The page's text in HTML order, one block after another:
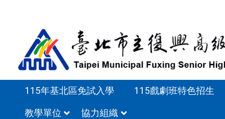
115年基北區免試入學 115戲劇班特色招生
教學單位
協力組織